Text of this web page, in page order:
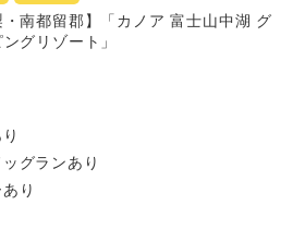
・南都留郡】「カノア 富士山中湖 グ
グリゾート」
グランあり
り